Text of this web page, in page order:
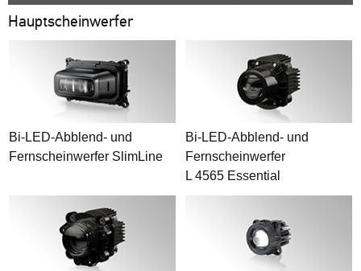
Hauptscheinwerfer
Bi-LED-Abblend- und
Fernscheinwerfer SlimLine
Bi-LED-Abblend- und
Fernscheinwerfer
L 4565 Essential